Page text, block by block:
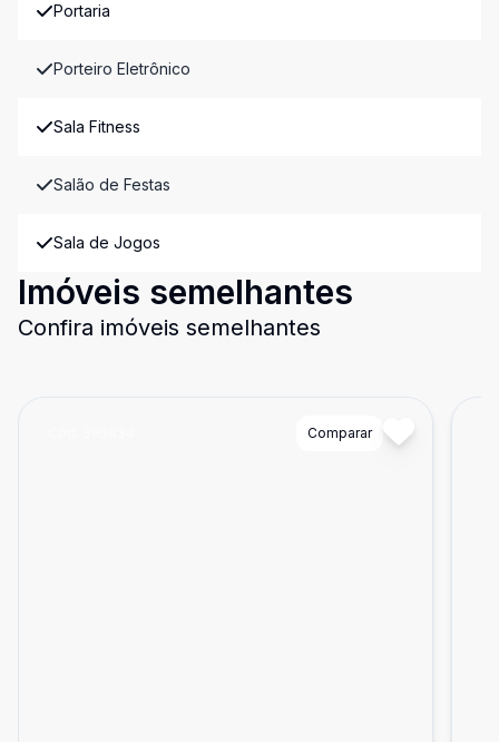
Portaria
Porteiro Eletrônico
Sala Fitness
Salão de Festas
Sala de Jogos
Imóveis semelhantes
Confira imóveis semelhantes
Comparar